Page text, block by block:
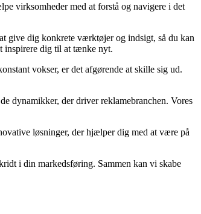
virksomheder med at forstå og navigere i det
give dig konkrete værktøjer og indsigt, så du kan
inspirere dig til at tænke nyt.
vokser, er det afgørende at skille sig ud.
dynamikker, der driver reklamebranchen. Vores
løsninger, der hjælper dig med at være på
i din markedsføring. Sammen kan vi skabe